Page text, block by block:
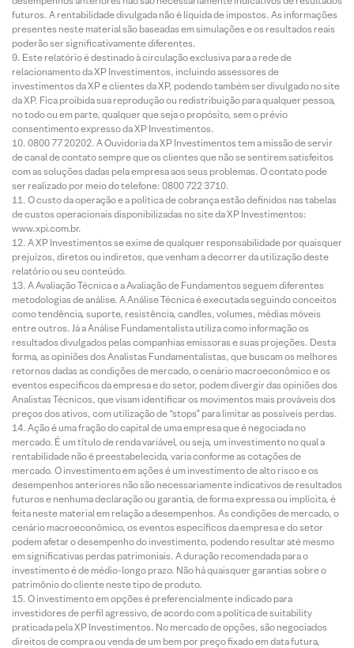
futuros. A rentabilidade divulgada não é líquida de impostos. As informações
presentes neste material são baseadas em simulações e os resultados reais
poderão ser significativamente diferentes.
Este relatório é destinado à circulação exclusiva para a rede de
relacionamento da XP Investimentos, incluindo assessores de
investimentos da XP e clientes da XP, podendo também ser divulgado no site
da XP. Fica proibida sua reprodução ou redistribuição para qualquer pessoa,
no todo ou em parte, qualquer que seja o propósito, sem o prévio
consentimento expresso da XP Investimentos.
0800 77 20202. A Ouvidoria da XP Investimentos tem a missão de servir
de canal de contato sempre que os clientes que não se sentirem satisfeitos
com as soluções dadas pela empresa aos seus problemas. O contato pode
ser realizado por meio do telefone: 0800 722 3710.
O custo da operação e a política de cobrança estão definidos nas tabelas
de custos operacionais disponibilizadas no site da XP Investimentos:
www.xpi.com.br.
A XP Investimentos se exime de qualquer responsabilidade por quaisquer
prejuízos, diretos ou indiretos, que venham a decorrer da utilização deste
relatório ou seu conteúdo.
A Avaliação Técnica e a Avaliação de Fundamentos seguem diferentes
metodologias de análise. A Análise Técnica é executada seguindo conceitos
como tendência, suporte, resistência, candles, volumes, médias móveis
entre outros. Já a Análise Fundamentalista utiliza como informação os
resultados divulgados pelas companhias emissoras e suas projeções. Desta
forma, as opiniões dos Analistas Fundamentalistas, que buscam os melhores
retornos dadas as condições de mercado, o cenário macroeconômico e os
eventos específicos da empresa e do setor, podem divergir das opiniões dos
Analistas Técnicos, que visam identificar os movimentos mais prováveis dos
preços dos ativos, com utilização de “stops” para limitar as possíveis perdas.
Ação é uma fração do capital de uma empresa que é negociada no
mercado. É um título de renda variável, ou seja, um investimento no qual a
rentabilidade não é preestabelecida, varia conforme as cotações de
mercado. O investimento em ações é um investimento de alto risco e os
desempenhos anteriores não são necessariamente indicativos de resultados
futuros e nenhuma declaração ou garantia, de forma expressa ou implícita, é
feita neste material em relação a desempenhos. As condições de mercado, o
cenário macroeconômico, os eventos específicos da empresa e do setor
podem afetar o desempenho do investimento, podendo resultar até mesmo
em significativas perdas patrimoniais. A duração recomendada para o
investimento é de médio-longo prazo. Não há quaisquer garantias sobre o
patrimônio do cliente neste tipo de produto.
O investimento em opções é preferencialmente indicado para
investidores de perfil agressivo, de acordo com a política de suitability
praticada pela XP Investimentos. No mercado de opções, são negociados
direitos de compra ou venda de um bem por preço fixado em data futura,